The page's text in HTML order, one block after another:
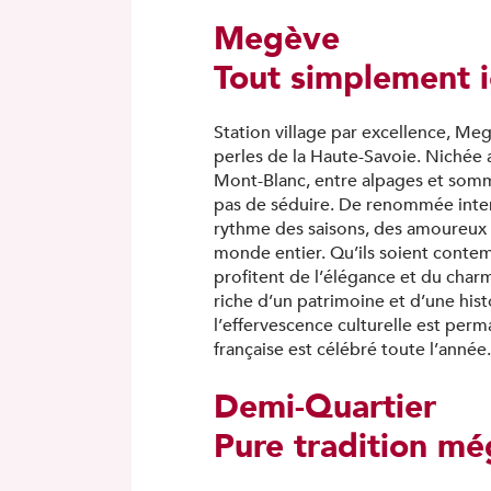
Megève
Tout simplement
Station village par excellence,
perles de la Haute-Savoie.
Mont-Blanc, entre alpages et
pas de séduire. De renommée
rythme des saisons, des
monde entier. Qu’ils soient
profitent de l’élégance et du
riche d’un patrimoine et d’une
l’effervescence culturelle est
française est célébré toute l’année.
Demi-Quartier
Pure tradition